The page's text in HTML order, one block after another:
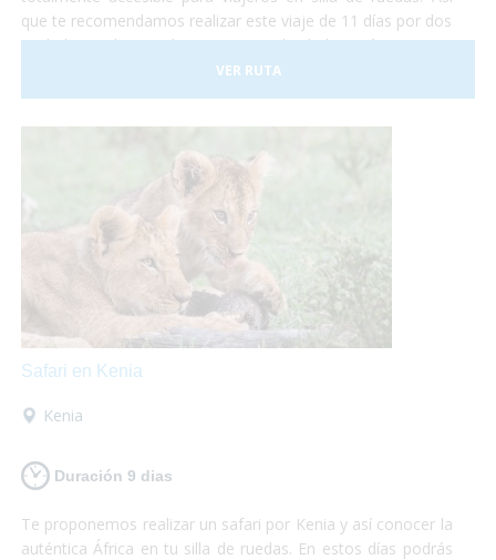
que te recomendamos realizar este viaje de 11 días por dos
ciudades realmente hermosas. No lo dudes más y vete a
conocer las principales ciudades rusas, ¡dejamos el resto
para otra aventura!¡Sólo preocúpate por disfrutar al
VER RUTA
Safari en Kenia
Kenia
Duración 9 dias
Te proponemos realizar un safari por Kenia y así conocer la
auténtica África en tu silla de ruedas. En estos días podrás